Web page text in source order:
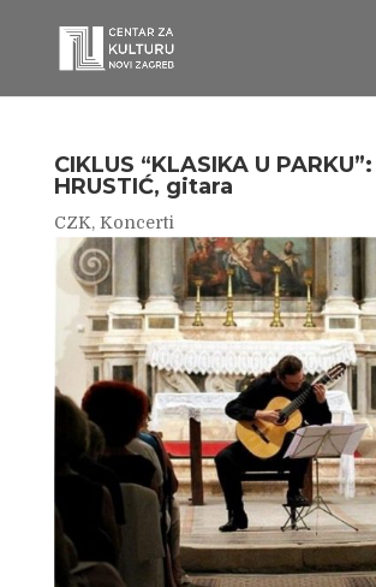
CIKLUS “KLASIKA U
HRUSTIĆ, gitara
CZK, Koncerti